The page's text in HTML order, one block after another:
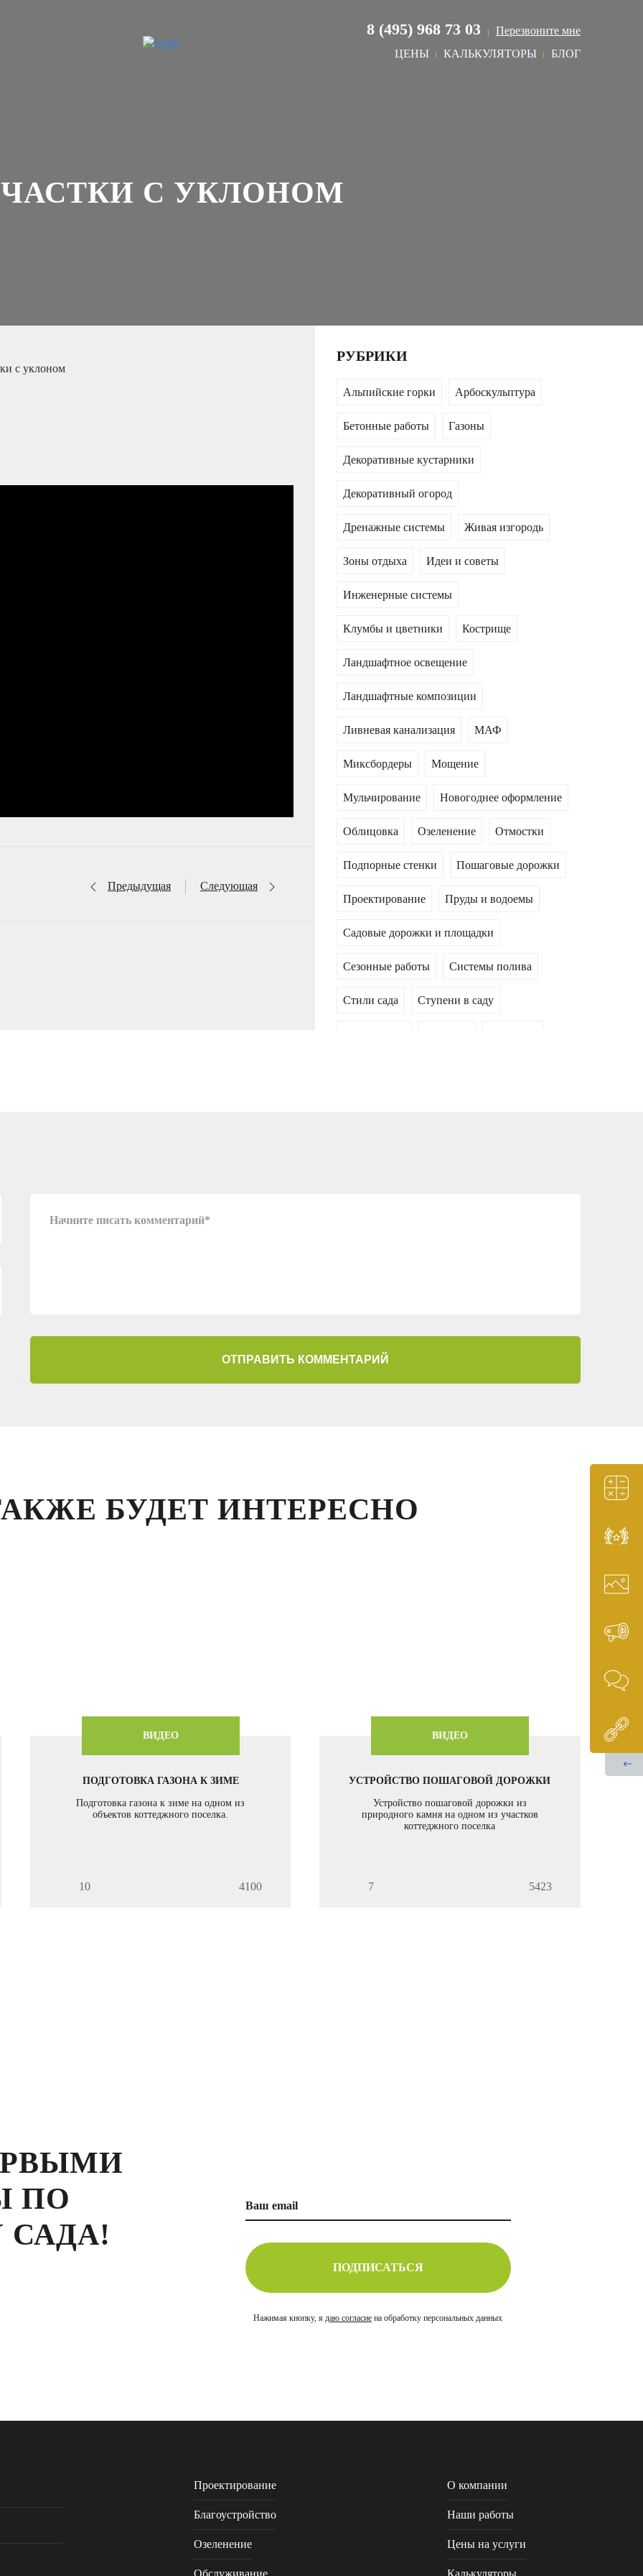
8 (495) 968 73 03
Перезвоните мне
ЦЕНЫ
КАЛЬКУЛЯТОРЫ БЛОГ
С УКЛОНОМ
с уклоном
Предыдущая Следующая
РУБРИКИ
Альпийские горки Арбоскульптура
Бетонные работы Газоны
Декоративные кустарники
Декоративный огород
Дренажные системы Живая изгородь
Зоны отдыха Идеи и советы
Инженерные системы
Клумбы и цветники Кострище
Ландшафтное освещение
Ландшафтные композиции
Ливневая канализация МАФ
Миксбордеры Мощение
Мульчирование Новогоднее оформление
Облицовка Озеленение Отмостки
Подпорные стенки Пошаговые дорожки
Проектирование Пруды и водоемы
Садовые дорожки и площадки
Сезонные работы Системы полива
Стили сада Ступени в саду
ОТПРАВИТЬ КОММЕНТАРИЙ
БУДЕТ ИНТЕРЕСНО
ВИДЕО
ПОДГОТОВКА ГАЗОНА К ЗИМЕ
Подготовка газона к зиме на одном из
объектов коттеджного поселка.
10 4100
ВИДЕО
УСТРОЙСТВО ПОШАГОВОЙ ДОРОЖКИ
Устройство пошаговой дорожки из
природного камня на одном из участков
коттеджного поселка
7 5423
ПО
САДА!
ПОДПИСАТЬСЯ
Нажимая кнопку, я даю согласие на обработку персональных данных
Проектирование
Благоустройство
Озеленение
О компании
Наши работы
Цены на услуги